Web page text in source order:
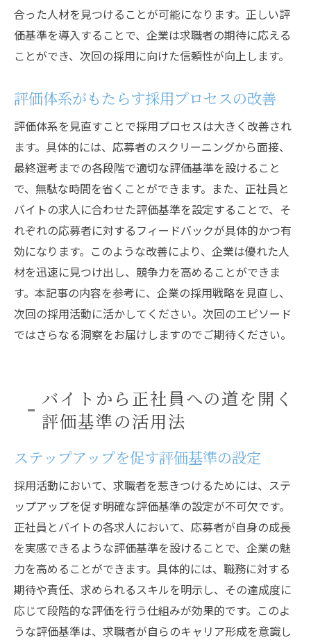
合った人材を見つけることが可能になります。正しい評
価基準を導入することで、企業は求職者の期待に応える
ことができ、次回の採用に向けた信頼性が向上します。
評価体系がもたらす採用プロセスの改善
評価体系を見直すことで採用プロセスは大きく改善され
ます。具体的には、応募者のスクリーニングから面接、
最終選考までの各段階で適切な評価基準を設けること
で、無駄な時間を省くことができます。また、正社員と
バイトの求人に合わせた評価基準を設定することで、そ
れぞれの応募者に対するフィードバックが具体的かつ有
効になります。このような改善により、企業は優れた人
材を迅速に見つけ出し、競争力を高めることができま
す。本記事の内容を参考に、企業の採用戦略を見直し、
次回の採用活動に活かしてください。次回のエピソード
ではさらなる洞察をお届けしますのでご期待ください。
バイトから正社員への道を開く
評価基準の活用法
ステップアップを促す評価基準の設定
採用活動において、求職者を惹きつけるためには、ステ
ップアップを促す明確な評価基準の設定が不可欠です。
正社員とバイトの各求人において、応募者が自身の成長
を実感できるような評価基準を設けることで、企業の魅
力を高めることができます。具体的には、職務に対する
期待や責任、求められるスキルを明示し、その達成度に
応じて段階的な評価を行う仕組みが効果的です。このよ
うな評価基準は、求職者が自らのキャリア形成を意識し